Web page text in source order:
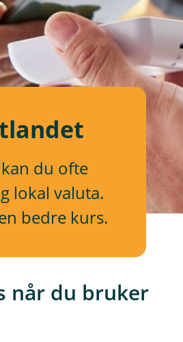
du ofte
lokal valuta.
bedre kurs.
når du bruker